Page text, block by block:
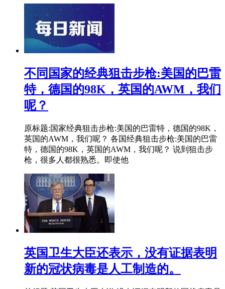
不同国家的经典狙击步枪:美国的巴雷
特，德国的98K，英国的AWM，我们
呢？
原标题:国家经典狙击步枪:美国的巴雷特，德国的98K，
英国的AWM，我们呢？ 各国经典狙击步枪:美国的巴雷
特，德国的98K，英国的AWM，我们呢？ 说到狙击步
枪，很多人都很熟悉。即使他
英国卫生大臣还表示，没有证据表明
新的冠状病毒是人工制造的。